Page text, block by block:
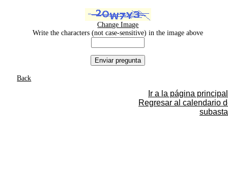
Change Image
Write the characters (not case-sensitive) in the image above
Back
Ir a la página principal
Regresar al calendario